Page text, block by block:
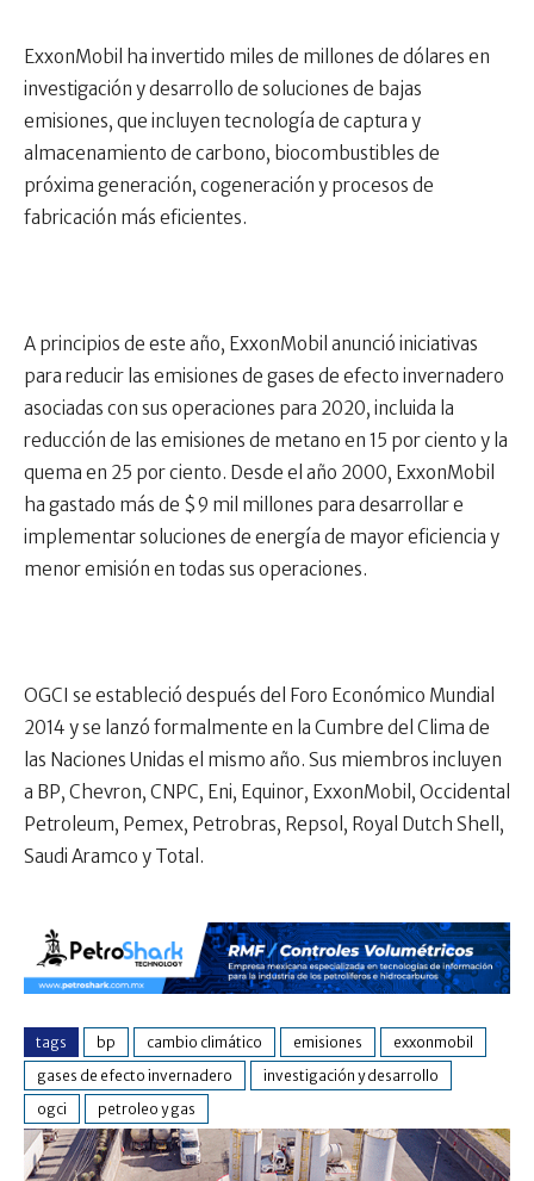
ExxonMobil ha invertido miles de millones de dólares en
investigación y desarrollo de soluciones de bajas
emisiones, que incluyen tecnología de captura y
almacenamiento de carbono, biocombustibles de
próxima generación, cogeneración y procesos de
fabricación más eficientes.
A principios de este año, ExxonMobil anunció iniciativas
para reducir las emisiones de gases de efecto invernadero
asociadas con sus operaciones para 2020, incluida la
reducción de las emisiones de metano en 15 por ciento y la
quema en 25 por ciento. Desde el año 2000, ExxonMobil
ha gastado más de $9 mil millones para desarrollar e
implementar soluciones de energía de mayor eficiencia y
menor emisión en todas sus operaciones.
OGCI se estableció después del Foro Económico Mundial
2014 y se lanzó formalmente en la Cumbre del Clima de
las Naciones Unidas el mismo año. Sus miembros incluyen
a BP, Chevron, CNPC, Eni, Equinor, ExxonMobil, Occidental
Petroleum, Pemex, Petrobras, Repsol, Royal Dutch Shell,
Saudi Aramco y Total.
tags bp cambio climático emisiones
exxonmobil
gases de efecto invernadero
investigación y desarrollo
ogci
petroleo y gas